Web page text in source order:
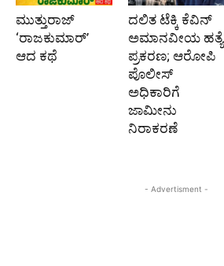
ಮುತ್ತುರಾಜ್
‘ರಾಜಕುಮಾರ್‍’
ಆದ ಕಥೆ
ದಲಿತ ಟೆಕ್ಕಿ ಕೆವಿನ್
ಅಮಾನವೀಯ ಹತ್ಯೆ
ಪ್ರಕರಣ; ಆರೋಪಿ
ಪೊಲೀಸ್‌
ಅಧಿಕಾರಿಗೆ
ಜಾಮೀನು
ನಿರಾಕರಣೆ
- Advertisment -